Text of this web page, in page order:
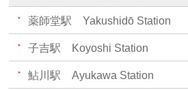
薬師堂駅 Yakushidō Station
子吉駅 Koyoshi Station
鮎川駅 Ayukawa Station